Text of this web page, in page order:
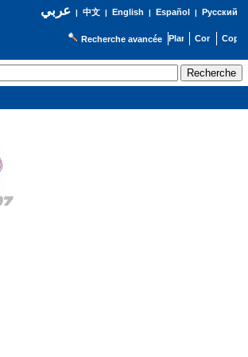
عربي| 中文| English | Español | Русский
Recherche avancée